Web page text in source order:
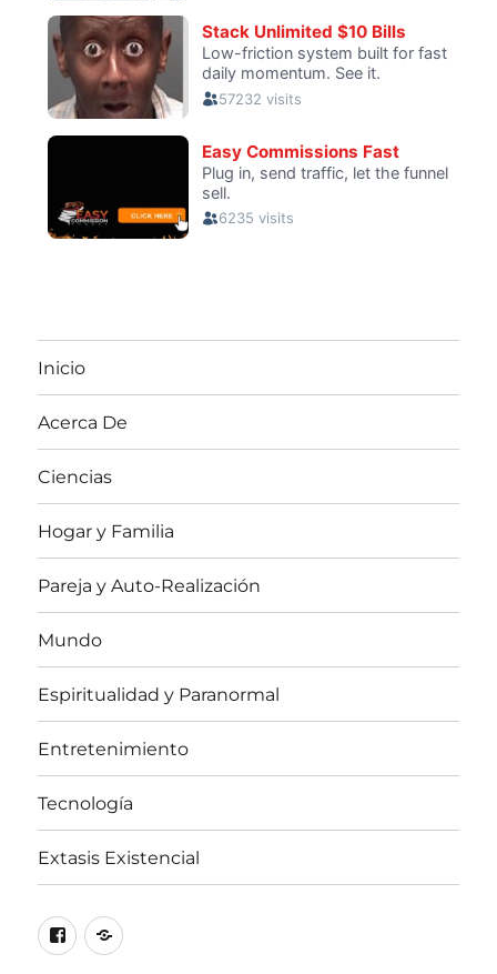
Inicio
Acerca De
Ciencias
Hogar y Familia
Pareja y Auto-Realización
Mundo
Espiritualidad y Paranormal
Entretenimiento
Tecnología
Extasis Existencial
Facebook
X